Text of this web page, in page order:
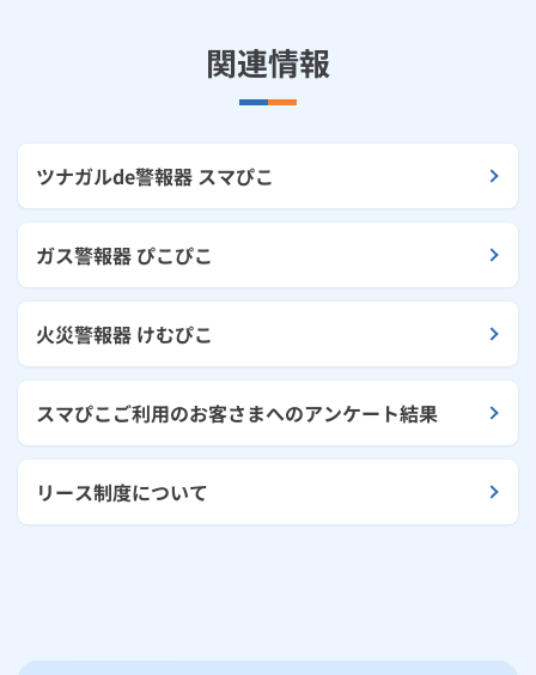
関連情報
ツナガルde警報器 スマぴこ
ガス警報器 ぴこぴこ
火災警報器 けむぴこ
スマぴこご利用のお客さまへのアンケート結果
リース制度について